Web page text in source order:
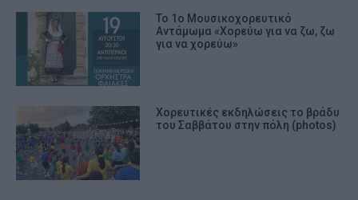
Το 1ο Μουσικοχορευτικό
Αντάμωμα «Χορεύω για να ζω, ζω
για να χορεύω»
Χορευτικές εκδηλώσεις το βράδυ
του Σαββάτου στην πόλη (photos)